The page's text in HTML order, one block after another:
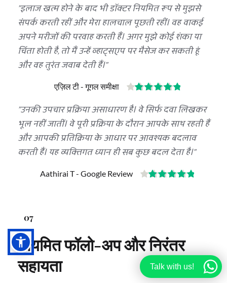
"इलाज खत्म होने के बाद भी डॉक्टर नियमित रूप से मुझसे
संपर्क करती रहीं और मेरा हालचाल पूछती रहीं। वह वाकई
अपने मरीजों की परवाह करती हैं। अगर मुझे कोई शंका या
चिंता होती है, तो मैं उन्हें व्हाट्सएप पर मैसेज कर सकती हूं
और वह तुरंत जवाब देती हैं।"
एज़िल टी - गूगल समीक्षा
"उनकी उपचार प्रक्रिया असाधारण है। वे सिर्फ दवा लिखकर
भूल नहीं जातीं। वे पूरी प्रक्रिया के दौरान आपके साथ रहती हैं
और आपकी प्रतिक्रिया के आधार पर आवश्यक बदलाव
करती हैं। यह व्यक्तिगत ध्यान ही सब कुछ बदल देता है।"
Aathirai T - Google Review
07
नियमित फॉलो-अप और निरंतर
सहायता
Talk with us!